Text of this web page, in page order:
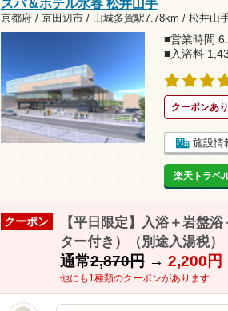
スパ＆ホテル水春 松井山手
京都府 / 京田辺市 / 山城多賀駅7.78km / 松井山
■営業時間
■入浴料
クーポンあり
施設情
楽天トラベ
クーポン
【平日限定】入浴＋岩盤
ター付き）（別途入湯税）
通常2,870円→ 2,200円
他にも1種類のクーポンがあります